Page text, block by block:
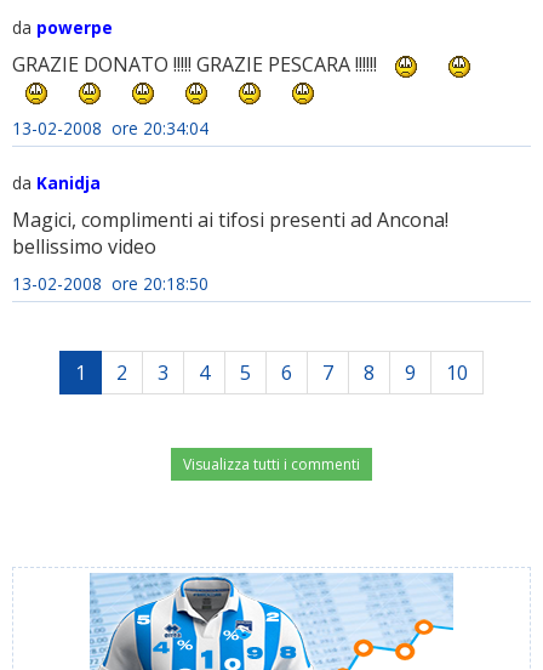
da powerpe
GRAZIE DONATO !!!!! GRAZIE PESCARA !!!!!!
13-02-2008 ore 20:34:04
da Kanidja
Magici, complimenti ai tifosi presenti ad Ancona!
bellissimo video
13-02-2008 ore 20:18:50
1 2 3 4 5 6 7 8 9 10
Visualizza tutti i commenti